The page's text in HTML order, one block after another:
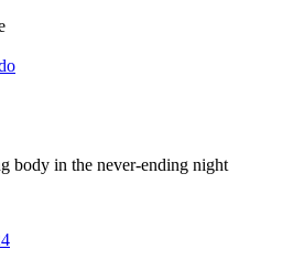
body in the never-ending night